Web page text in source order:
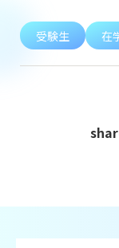
受験生 在